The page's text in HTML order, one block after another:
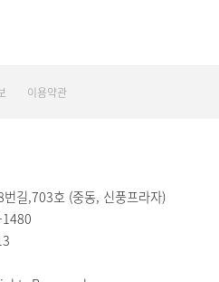
이용약관
길,703호 (중동, 신풍프라자)